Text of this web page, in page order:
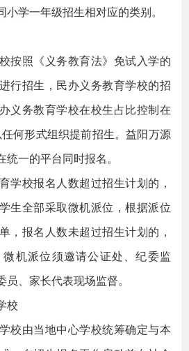
学一年级招生相对应的类别。
照《义务教育法》免试入学的
行招生，民办义务教育学校的招
义务教育学校在校生占比控制在
何形式组织提前招生。益阳万源
一的平台同时报名。
校报名人数超过招生计划的，
生全部采取微机派位，根据派位
，报名人数未超过招生计划的，
机派位须邀请公证处、纪委监
、家长代表现场监督。
校
由当地中心学校统筹确定与本